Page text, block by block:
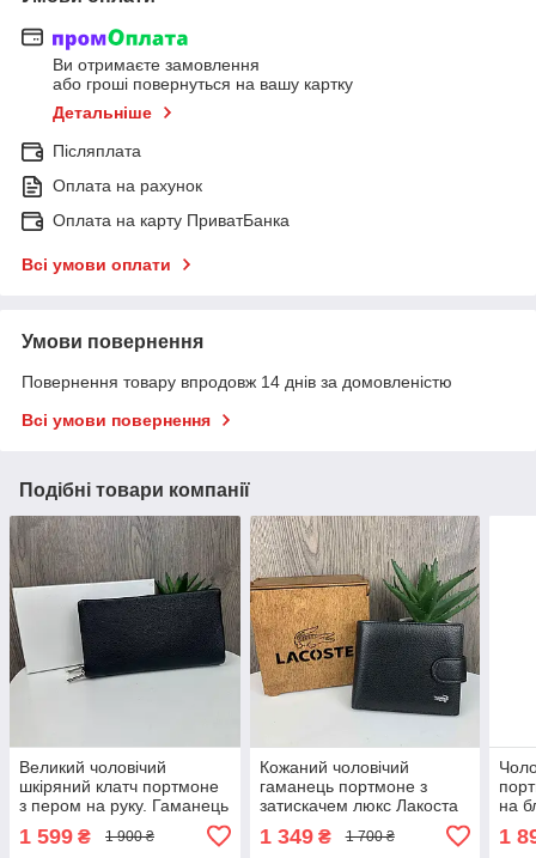
Ви отримаєте замовлення
або гроші повернуться на вашу картку
Детальніше
Післяплата
Оплата на рахунок
Оплата на карту ПриватБанка
Всі умови оплати
Умови повернення
Повернення товару впродовж 14 днів за домовленістю
Всі умови повернення
Подібні товари компанії
Великий чоловічий
шкіряний клатч портмоне
з пером на руку. Гаманець
шкіри
1 599 ₴ 1 900 ₴
Кожаний чоловічий
гаманець портмоне з
затискачем люкс Лакоста
портмоне на кнопці
1 349₴ 1 700 ₴
на
1